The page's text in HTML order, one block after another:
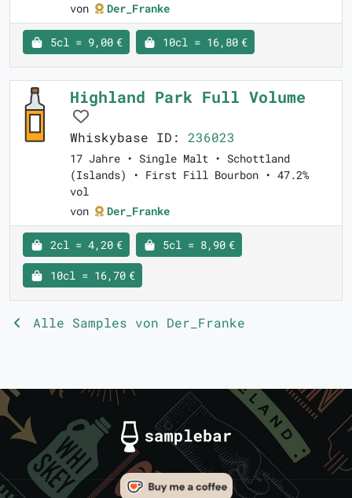
von
Der_Franke
5cl = 9,00 € 10cl = 16,80 €
Highland Park Full Volume
Whiskybase ID: 236023
17 Jahre • Single Malt • Schottland
(Islands) • First Fill Bourbon • 47.2%
vol
von
Der_Franke
2cl = 4,20 € 5cl = 8,90 €
10cl = 16,70 €
Alle Samples von Der_Franke